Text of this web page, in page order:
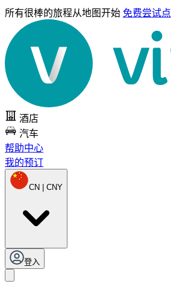
所有很棒的旅程从地图开始 免费尝试点
酒店
汽车
帮助中心
我的预订
CN | CNY
登入